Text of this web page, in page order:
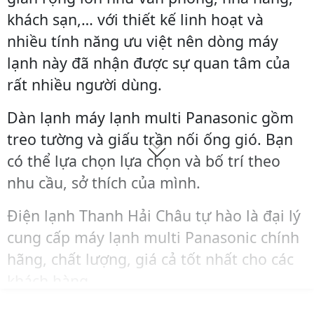
khách sạn,… với thiết kế linh hoạt và
nhiều tính năng ưu việt nên dòng máy
lạnh này đã nhận được sự quan tâm của
rất nhiều người dùng.
Dàn lạnh máy lạnh multi Panasonic gồm
treo tường và giấu trần nối ống gió. Bạn
có thể lựa chọn lựa chọn và bố trí theo
nhu cầu, sở thích của mình.
Điện lạnh Thanh Hải Châu tự hào là đại lý
cung cấp máy lạnh multi Panasonic chính
hãng, chất lượng, giá cả tốt nhất cho các